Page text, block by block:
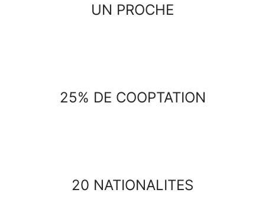
UN PROCHE
25% DE COOPTATION
20 NATIONALITES